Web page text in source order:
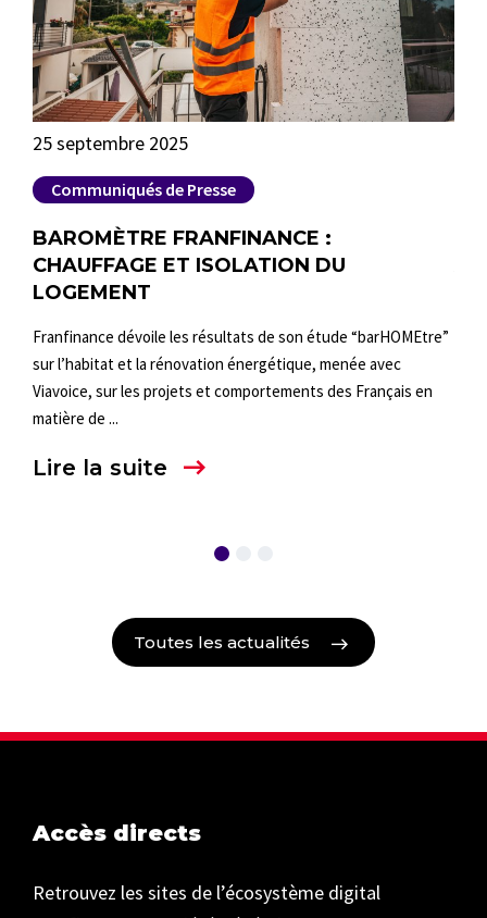
25 septembre 2025
Communiqués de Presse
BAROMÈTRE FRANFINANCE :
CHAUFFAGE ET ISOLATION DU
LOGEMENT
Franfinance dévoile les résultats de son étude “barHOMEtre”
sur l’habitat et la rénovation énergétique, menée avec
Viavoice, sur les projets et comportements des Français en
matière de ...
Lire la suite
Toutes les actualités
Accès directs
Retrouvez les sites de l’écosystème digital